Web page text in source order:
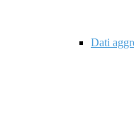
Dati